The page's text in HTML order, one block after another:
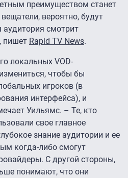
преимуществом станет
вероятно, будут
смотрит
пишет Rapid TV News.
локальных VOD-
чтобы бы
игроков (в
интерфейса), и
Уильямс. – Те, кто
свое главное
знание аудитории и ее
когда-либо смогут
С другой стороны,
понимают, что они